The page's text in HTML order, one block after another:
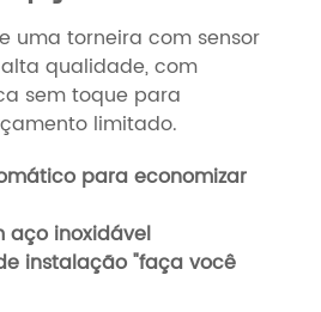
uma torneira com sensor
qualidade, com
sem toque para
limitado.
para economizar
aço inoxidável
instalação "faça você